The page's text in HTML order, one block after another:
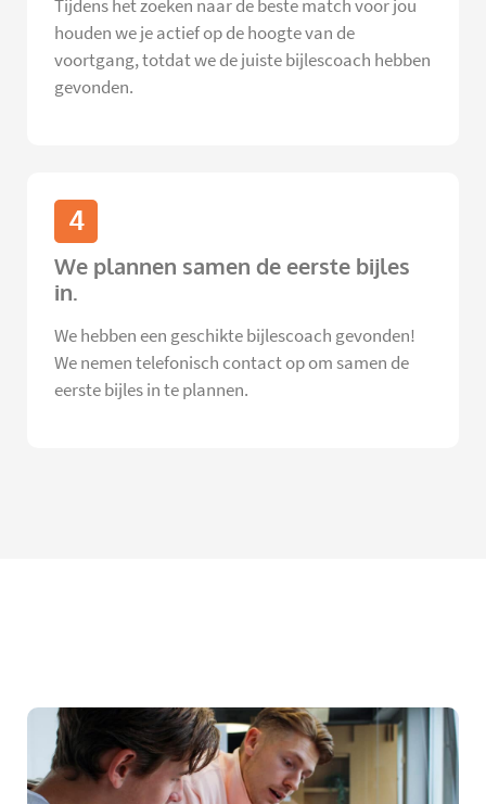
Tijdens het zoeken naar de beste match voor jou
houden we je actief op de hoogte van de
voortgang, totdat we de juiste bijlescoach hebben
gevonden.
4
We plannen samen de eerste bijles
in.
We hebben een geschikte bijlescoach gevonden!
We nemen telefonisch contact op om samen de
eerste bijles in te plannen.